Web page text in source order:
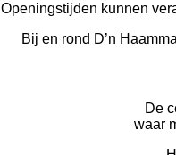
Openingstijden kunnen
Bij en rond D’n
De
waar